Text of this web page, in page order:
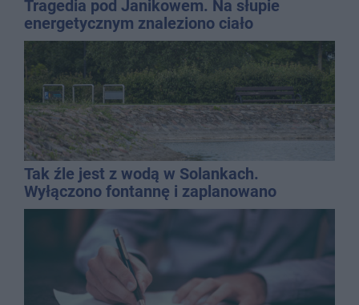
Tragedia pod Janikowem. Na słupie
energetycznym znaleziono ciało
mężczyzny
Tak źle jest z wodą w Solankach.
Wyłączono fontannę i zaplanowano
dolewkę